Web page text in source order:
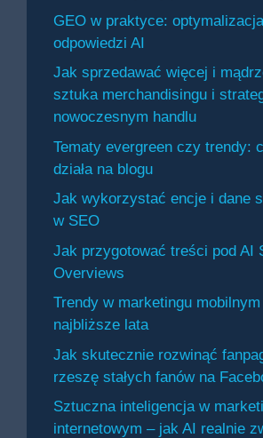
GEO w praktyce:
odpowiedzi AI
Jak sprzedawać więcej i
sztuka merchandisingu i
nowoczesnym handlu
Tematy evergreen czy trendy:
działa na blogu
Jak wykorzystać encje i dane
w SEO
Jak przygotować treści pod AI
Overviews
Trendy w marketingu
najbliższe lata
Jak skutecznie rozwinąć
rzeszę stałych fanów na
Sztuczna inteligencja w
internetowym – jak AI realnie